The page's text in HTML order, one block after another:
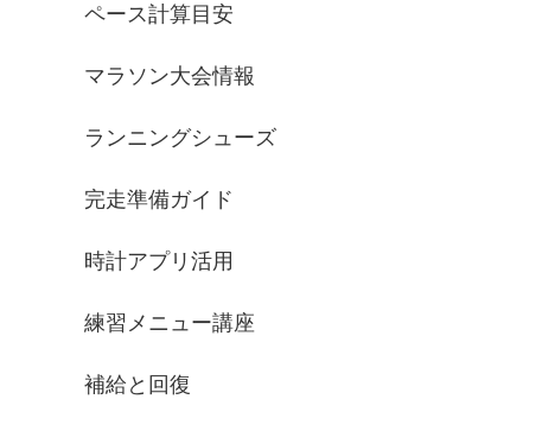
ペース計算目安
マラソン大会情報
ランニングシューズ
完走準備ガイド
時計アプリ活用
練習メニュー講座
補給と回復